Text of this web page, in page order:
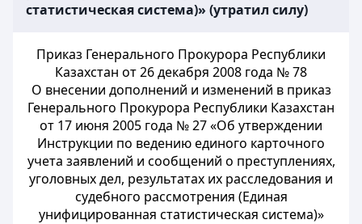
статистическая система)» (утратил силу)
Приказ Генерального Прокурора Республики
Казахстан от 26 декабря 2008 года № 78
О внесении дополнений и изменений в приказ
Генерального Прокурора Республики Казахстан
от 17 июня 2005 года № 27 «Об утверждении
Инструкции по ведению единого карточного
учета заявлений и сообщений о преступлениях,
уголовных дел, результатах их расследования и
судебного рассмотрения (Единая
унифицированная статистическая система)»